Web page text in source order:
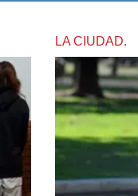
LA CIUDAD.